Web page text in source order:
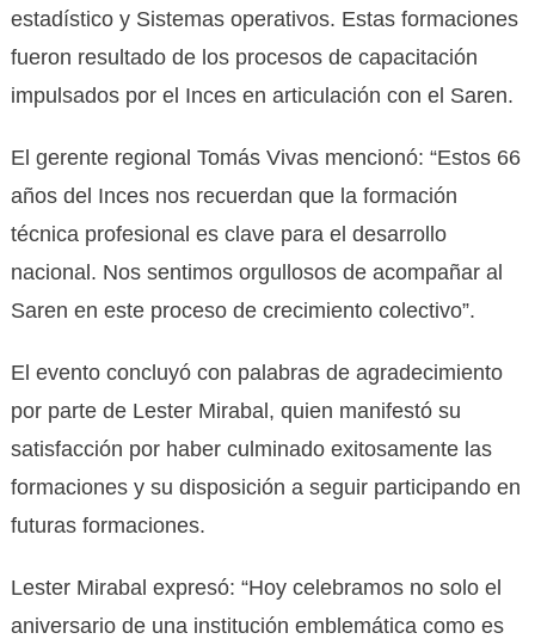
estadístico y Sistemas operativos. Estas formaciones
fueron resultado de los procesos de capacitación
impulsados por el Inces en articulación con el Saren.
El gerente regional Tomás Vivas mencionó: “Estos 66
años del Inces nos recuerdan que la formación
técnica profesional es clave para el desarrollo
nacional. Nos sentimos orgullosos de acompañar al
Saren en este proceso de crecimiento colectivo”.
El evento concluyó con palabras de agradecimiento
por parte de Lester Mirabal, quien manifestó su
satisfacción por haber culminado exitosamente las
formaciones y su disposición a seguir participando en
futuras formaciones.
Lester Mirabal expresó: “Hoy celebramos no solo el
aniversario de una institución emblemática como es